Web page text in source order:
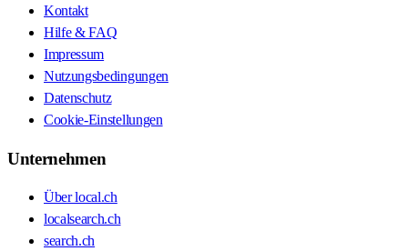
Kontakt
Hilfe & FAQ
Impressum
Nutzungsbedingungen
Datenschutz
Cookie-Einstellungen
Unternehmen
Über local.ch
localsearch.ch
search.ch